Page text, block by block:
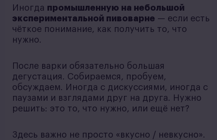
Иногда промышленную на небольшой
экспериментальной пивоварне — если есть
чёткое понимание, как получить то, что
нужно.
После варки обязательно большая
дегустация. Собираемся, пробуем,
обсуждаем. Иногда с дискуссиями, иногда с
паузами и взглядами друг на друга. Нужно
решить: это то, что нужно, или ещё нет?
Здесь важно не просто «вкусно / невкусно».